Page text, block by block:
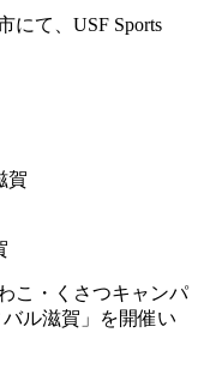
にて、USF Sports
こ・くさつキャンパ
ル滋賀」を開催い